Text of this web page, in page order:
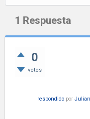
1 Respuesta
0
votos
respondido por